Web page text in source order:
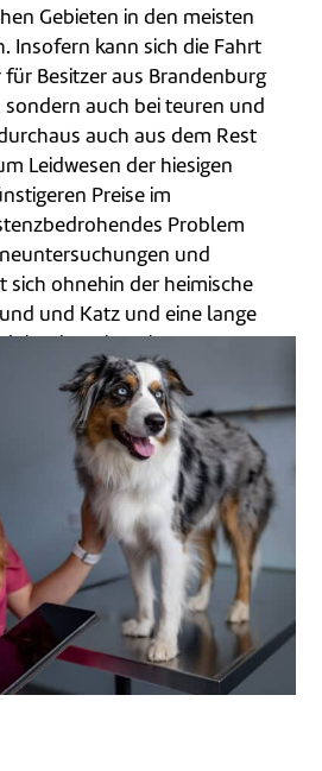
Gebieten in den meisten
Insofern kann sich die Fahrt
Besitzer aus Brandenburg
auch bei teuren und
auch aus dem Rest
Leidwesen der hiesigen
Preise im
Problem
und
sich ohnehin der heimische
und Katz und eine lange
den Vierbeinern erspart.